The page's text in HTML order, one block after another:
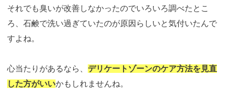
それでも臭いが改善しなかったのでいろいろ調べたとこ
ろ、石鹸で洗い過ぎていたのが原因らしいと気付いたんで
すよね。
心当たりがあるなら、 デリケートゾーンのケア方法を見直
した方がいいかもしれませんね。